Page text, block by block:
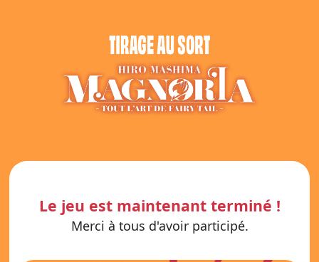
Le jeu est maintenant terminé !
Merci à tous d'avoir participé.